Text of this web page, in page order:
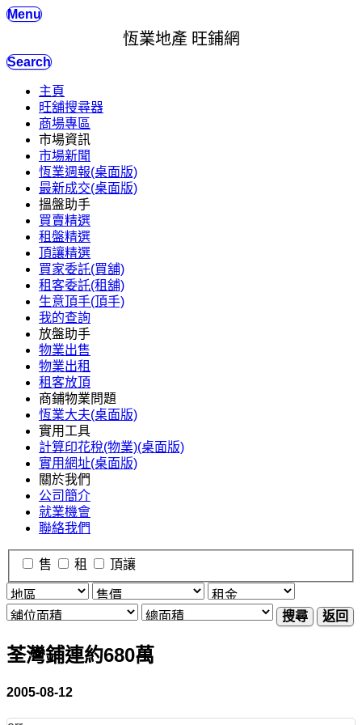
Menu
恆業地產 旺鋪網
Search
主頁
旺舖搜尋器
商場專區
市場資訊
市場新聞
恆業週報(桌面版)
最新成交(桌面版)
搵盤助手
買賣精選
租盤精選
頂讓精選
買家委託(買舖)
租客委託(租舖)
生意頂手(頂手)
我的查詢
放盤助手
物業出售
物業出租
租客放頂
商鋪物業問題
恆業大夫(桌面版)
實用工具
計算印花稅(物業)(桌面版)
實用網址(桌面版)
關於我們
公司簡介
就業機會
聯絡我們
售 租 頂讓
搜尋 返回
荃灣鋪連約680萬
2005-08-12